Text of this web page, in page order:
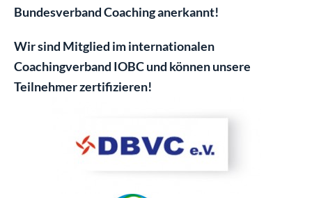
Bundesverband Coaching anerkannt!
Wir sind Mitglied im internationalen
Coachingverband IOBC und können unsere
Teilnehmer zertifizieren!